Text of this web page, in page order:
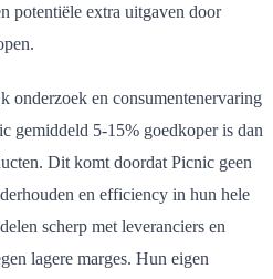
potentiële extra uitgaven door
onderzoek en consumentenervaring
gemiddeld 5-15% goedkoper is dan
Dit komt doordat Picnic geen
en efficiency in hun hele
scherp met leveranciers en
lagere marges. Hun eigen